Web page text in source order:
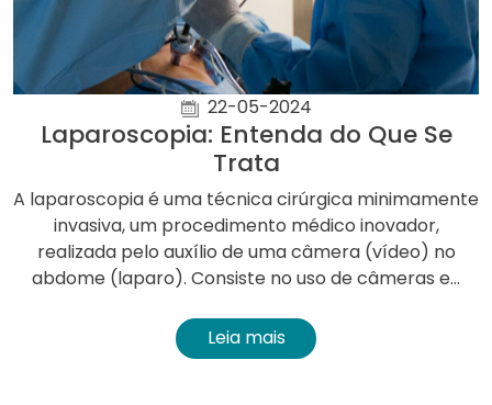
22-05-2024
Laparoscopia: Entenda do Que Se
Trata
A laparoscopia é uma técnica cirúrgica minimamente
invasiva, um procedimento médico inovador,
realizada pelo auxílio de uma câmera (vídeo) no
abdome (laparo). Consiste no uso de câmeras e...
Leia mais